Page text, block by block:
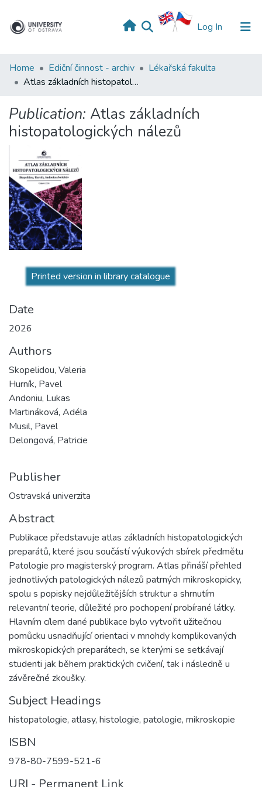
Log In (current)
Home Ediční činnost - archiv
Lékařská fakulta
Atlas základních histopatologických nálezů
Publication: Atlas základních
histopatologických nálezů
Printed version in library catalogue
Date
2026
Authors
Skopelidou, Valeria
Hurník, Pavel
Andoniu, Lukas
Martináková, Adéla
Musil, Pavel
Delongová, Patricie
Publisher
Ostravská univerzita
Abstract
Publikace představuje atlas základních histopatologických
preparátů, které jsou součástí výukových sbírek předmětu
Patologie pro magisterský program. Atlas přináší přehled
jednotlivých patologických nálezů patrných mikroskopicky,
spolu s popisky nejdůležitějších struktur a shrnutím
relevantní teorie, důležité pro pochopení probírané látky.
Hlavním cílem dané publikace bylo vytvořit užitečnou
pomůcku usnadňující orientaci v mnohdy komplikovaných
mikroskopických preparátech, se kterými se setkávají
studenti jak během praktických cvičení, tak i následně u
závěrečné zkoušky.
Subject Headings
histopatologie, atlasy, histologie, patologie, mikroskopie
ISBN
978-80-7599-521-6